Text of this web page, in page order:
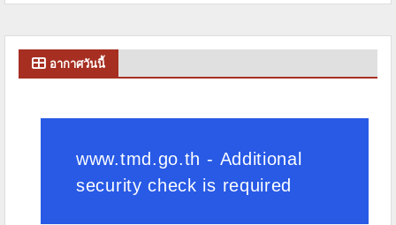
อากาศวันนี้